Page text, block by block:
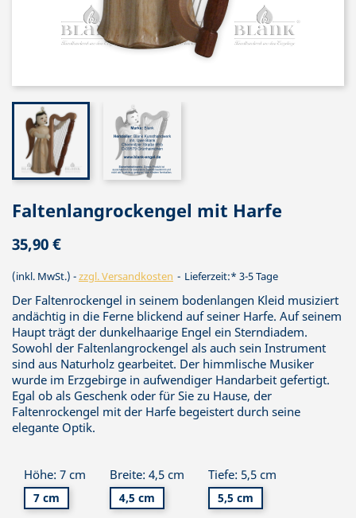
Faltenlangrockengel mit Harfe
35,90 €
(inkl. MwSt.) zzgl. Versandkosten Lieferzeit:* 3-5 Tage
Der Faltenrockengel in seinem bodenlangen Kleid musiziert
andächtig in die Ferne blickend auf seiner Harfe. Auf seinem
Haupt trägt der dunkelhaarige Engel ein Sterndiadem.
Sowohl der Faltenlangrockengel als auch sein Instrument
sind aus Naturholz gearbeitet. Der himmlische Musiker
wurde im Erzgebirge in aufwendiger Handarbeit gefertigt.
Egal ob als Geschenk oder für Sie zu Hause, der
Faltenrockengel mit der Harfe begeistert durch seine
elegante Optik.
Höhe: 7 cm
7 cm
Breite: 4,5 cm
4,5 cm
Tiefe: 5,5 cm
5,5 cm